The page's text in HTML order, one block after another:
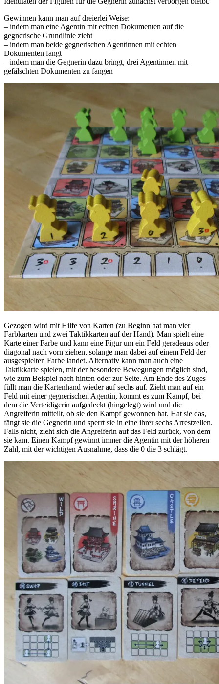
Gewinnen kann man auf dreierlei Weise:
– indem man eine Agentin mit echten Dokumenten auf die
gegnerische Grundlinie zieht
– indem man beide gegnerischen Agentinnen mit echten
Dokumenten fängt
– indem man die Gegnerin dazu bringt, drei Agentinnen mit
gefälschten Dokumenten zu fangen
Gezogen wird mit Hilfe von Karten (zu Beginn hat man vier
Farbkarten und zwei Taktikkarten auf der Hand). Man spielt eine
Karte einer Farbe und kann eine Figur um ein Feld geradeaus oder
diagonal nach vorn ziehen, solange man dabei auf einem Feld der
ausgespielten Farbe landet. Alternativ kann man auch eine
Taktikkarte spielen, mit der besondere Bewegungen möglich sind,
wie zum Beispiel nach hinten oder zur Seite. Am Ende des Zuges
füllt man die Kartenhand wieder auf sechs auf. Zieht man auf ein
Feld mit einer gegnerischen Agentin, kommt es zum Kampf, bei
dem die Verteidigerin aufgedeckt (hingelegt) wird und die
Angreiferin mitteilt, ob sie den Kampf gewonnen hat. Hat sie das,
fängt sie die Gegnerin und sperrt sie in eine ihrer sechs Arrestzellen.
Falls nicht, zieht sich die Angreiferin auf das Feld zurück, von dem
sie kam. Einen Kampf gewinnt immer die Agentin mit der höheren
Zahl, mit der wichtigen Ausnahme, dass die 0 die 3 schlägt.